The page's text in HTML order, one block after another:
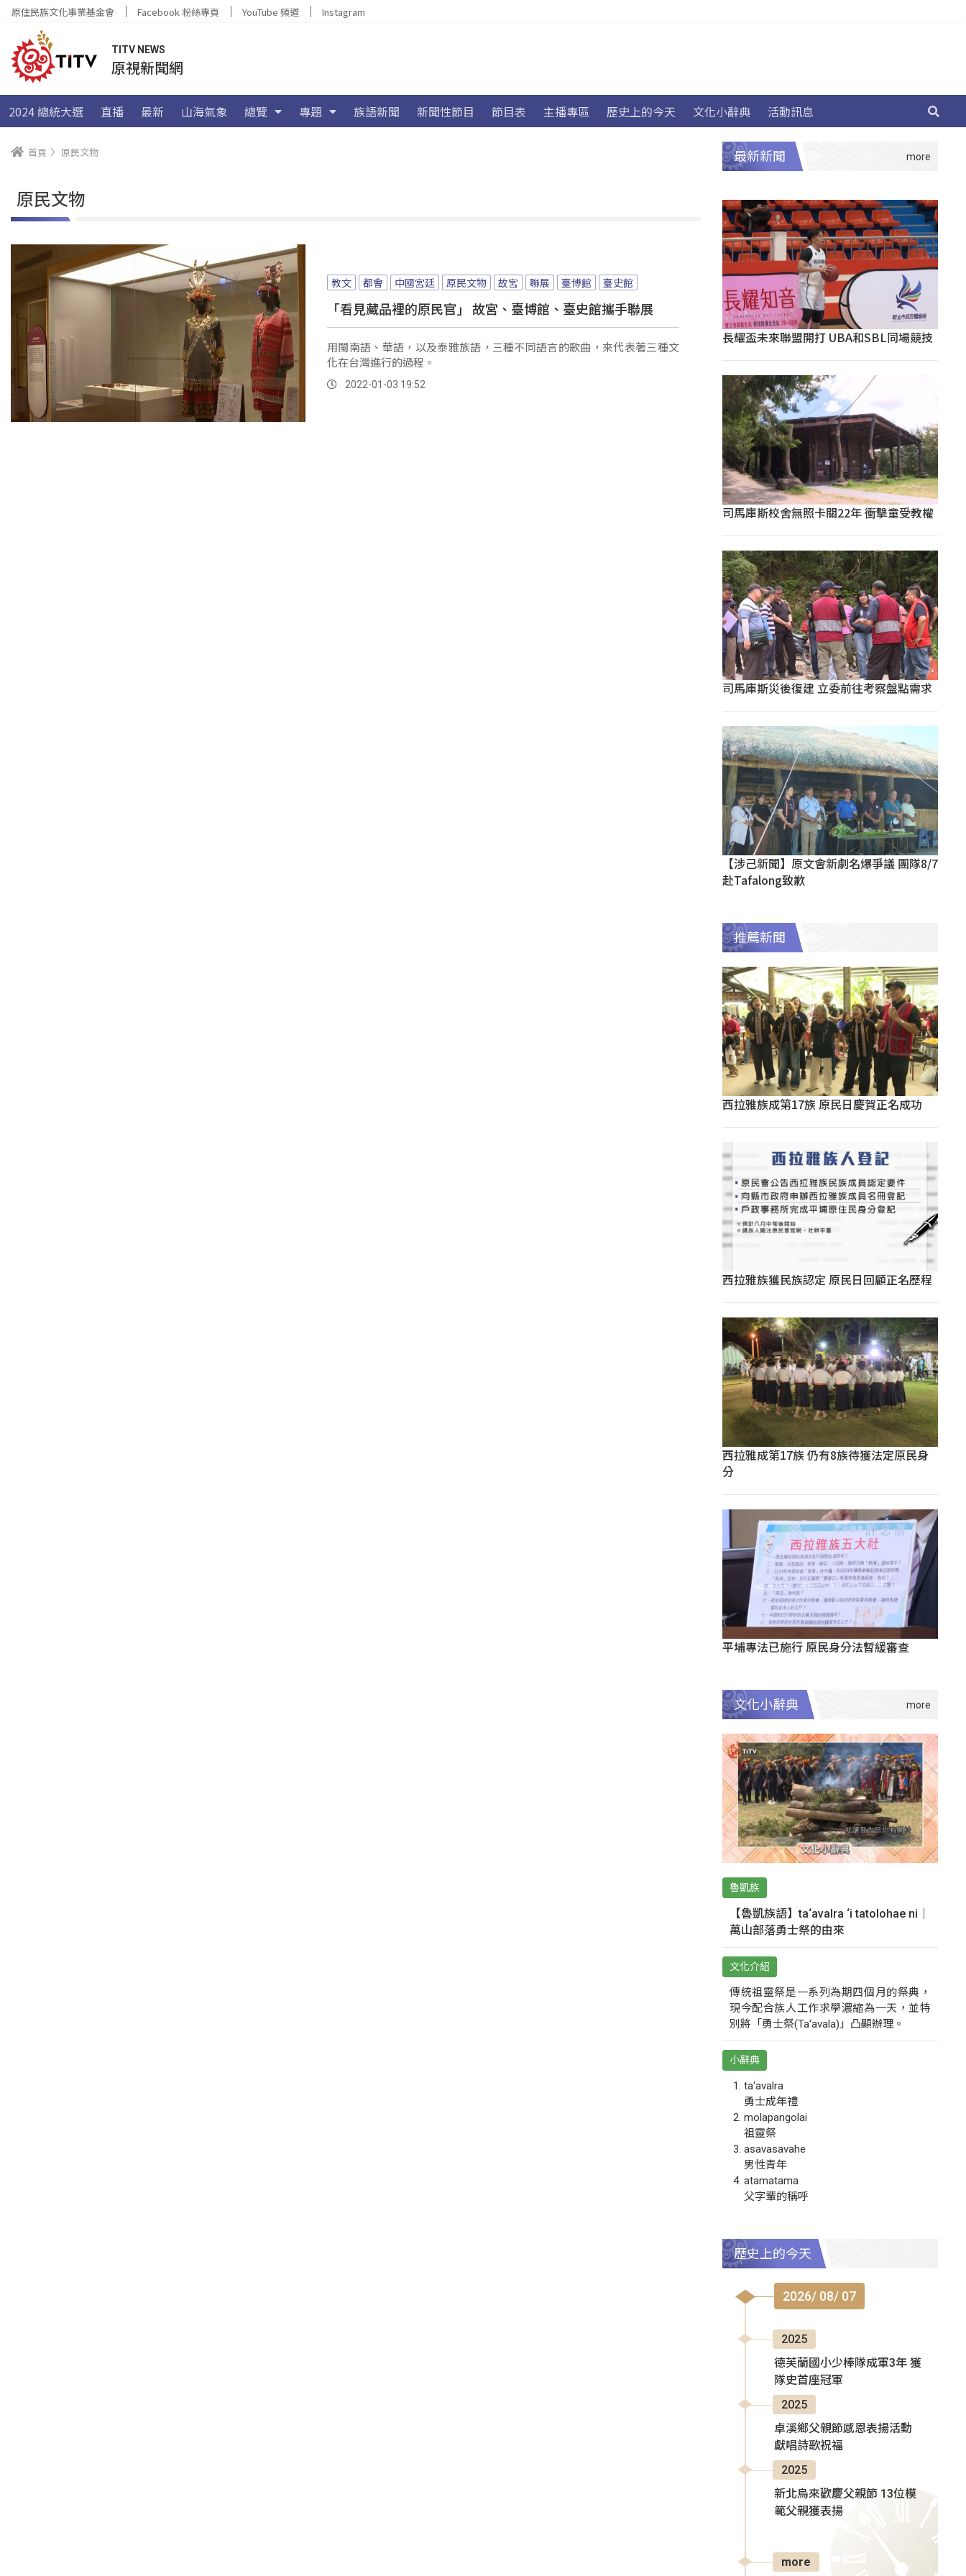
原住民族文化事業基金會 Facebook 粉絲專頁 YouTube 頻道 Instagram
TITV NEWS
原視新聞網
2024 總統大選 直播 最新 山海氣象 總覽 專題 族語新聞 新聞性節目 節目表 主播專區 歷史上的今天 文化小辭典 活動訊息
首頁 原民文物
原民文物
教文 都會 中國宮廷 原民文物 故宮 聯展 臺博館 臺史館
「看見藏品裡的原民官」 故宮、臺博館、臺史館攜手聯展
用閩南語、華語，以及泰雅族語，三種不同語言的歌曲，來代表著三種文
化在台灣進行的過程。
2022-01-03 19:52
最新新聞
長耀盃未來聯盟開打 UBA和SBL同場競技
司馬庫斯校舍無照卡關22年 衝擊童受教權
司馬庫斯災後復建 立委前往考察盤點需求
【涉己新聞】原文會新劇名爆爭議 團隊8/7
赴Tafalong致歉
推薦新聞
西拉雅族成第17族 原民日慶賀正名成功
西拉雅族獲民族認定 原民日回顧正名歷程
西拉雅成第17族 仍有8族待獲法定原民身
分
平埔專法已施行 原民身分法暫緩審查
文化小辭典
魯凱族
【魯凱族語】ta‘avalra ‘i tatolohae ni｜
萬山部落勇士祭的由來
文化介紹
傳統祖靈祭是一系列為期四個月的祭典，
現今配合族人工作求學濃縮為一天，並特
別將「勇士祭(Ta‘avala)」凸顯辦理。
小辭典
ta‘avalra
勇士成年禮
molapangolai
祖靈祭
asavasavahe
男性青年
atamatama
父字輩的稱呼
歷史上的今天
2026/ 08/ 07
2025
德芙蘭國小少棒隊成軍3年 獲
隊史首座冠軍
2025
卓溪鄉父親節感恩表揚活動
獻唱詩歌祝福
2025
新北烏來歡慶父親節 13位模
範父親獲表揚
more